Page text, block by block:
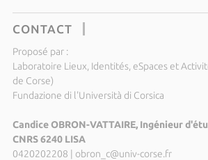
CONTACT
Proposé par :
Laboratoire Lieux, Identités, eSpaces et
de Corse)
Fundazione di l'Università di Corsica
Candice OBRON-VATTAIRE, Ingénieur
CNRS 6240 LISA
0420202208
obron_c@univ-corse.fr